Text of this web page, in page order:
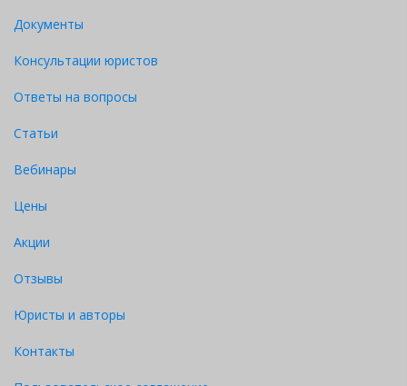
Документы
Консультации юристов
Ответы на вопросы
Статьи
Вебинары
Цены
Акции
Отзывы
Юристы и авторы
Контакты